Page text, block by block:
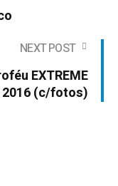
NEXT POST
EXTREME
2016 (c/fotos)